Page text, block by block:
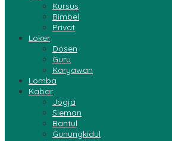
Kursus
Bimbel
Privat
Loker
Dosen
Guru
Karyawan
Lomba
Kabar
Jogja
Sleman
Bantul
Gunungkidul